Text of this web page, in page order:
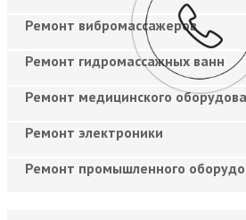
Ремонт вибромассажеров
Ремонт гидромассажных ванн
Ремонт медицинского
Ремонт электроники
Ремонт промышленного